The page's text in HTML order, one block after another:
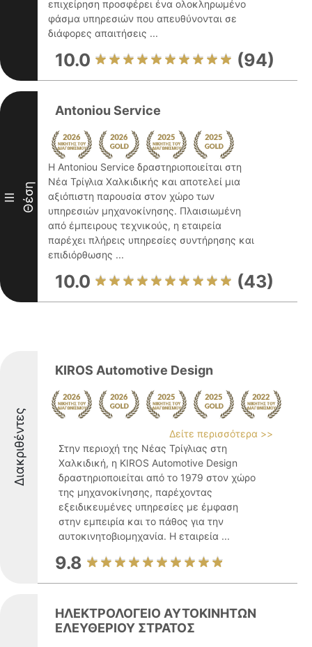
επιχείρηση προσφέρει ένα ολοκληρωμένο
φάσμα υπηρεσιών που απευθύνονται σε
διάφορες απαιτήσεις ...
10.0 (94)
III Θέση
Antoniou Service
Η Antoniou Service δραστηριοποιείται στη
Νέα Τρίγλια Χαλκιδικής και αποτελεί μια
αξιόπιστη παρουσία στον χώρο των
υπηρεσιών μηχανοκίνησης. Πλαισιωμένη
από έμπειρους τεχνικούς, η εταιρεία
παρέχει πλήρεις υπηρεσίες συντήρησης και
επιδιόρθωσης ...
10.0 (43)
Διακριθέντες
KIROS Automotive Design
Δείτε περισσότερα >>
Στην περιοχή της Νέας Τρίγλιας στη
Χαλκιδική, η KIROS Automotive Design
δραστηριοποιείται από το 1979 στον χώρο
της μηχανοκίνησης, παρέχοντας
εξειδικευμένες υπηρεσίες με έμφαση
στην εμπειρία και το πάθος για την
αυτοκινητοβιομηχανία. Η εταιρεία ...
9.8
ΗΛΕΚΤΡΟΛΟΓΕΙΟ ΑΥΤΟΚΙΝΗΤΩΝ
ΕΛΕΥΘΕΡΙΟΥ ΣΤΡΑΤΟΣ